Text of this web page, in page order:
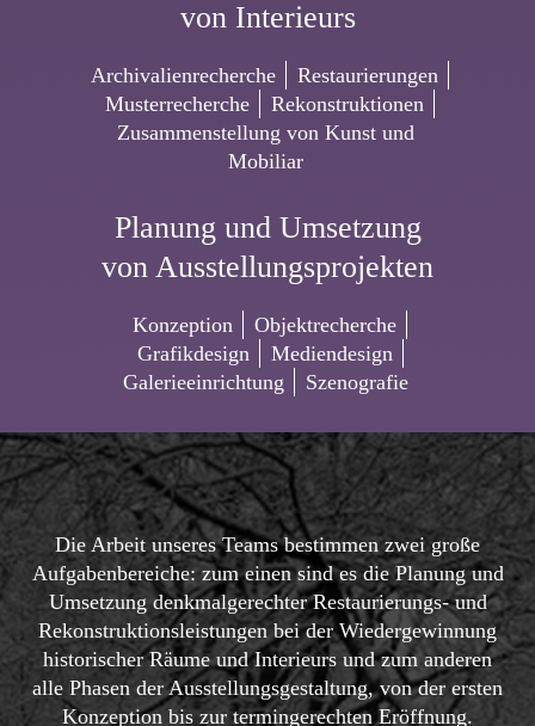
von Interieurs
Archivalienrecherche
Restaurierungen
Musterrecherche
Rekonstruktionen
Zusammenstellung von Kunst und
Mobiliar
Planung und Umsetzung
von Ausstellungsprojekten
Konzeption
Objektrecherche
Grafikdesign
Mediendesign
Galerieeinrichtung
Szenografie
Die Arbeit unseres Teams bestimmen zwei große
Aufgabenbereiche: zum einen sind es die Planung und
Umsetzung denkmalgerechter Restaurierungs- und
Rekonstruktionsleistungen bei der Wiedergewinnung
historischer Räume und Interieurs und zum anderen
alle Phasen der Ausstellungsgestaltung, von der ersten
Konzeption bis zur termingerechten Eröffnung.